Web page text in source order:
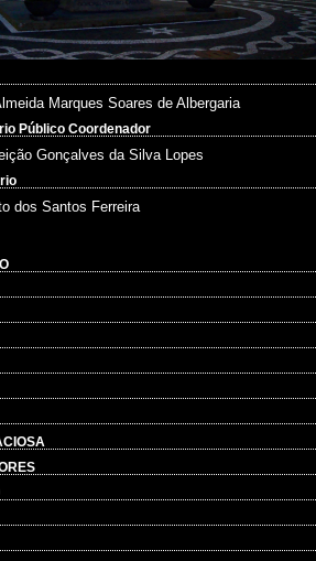
Marques Soares de Albergaria
Público Coordenador
Gonçalves da Silva Lopes
dos Santos Ferreira